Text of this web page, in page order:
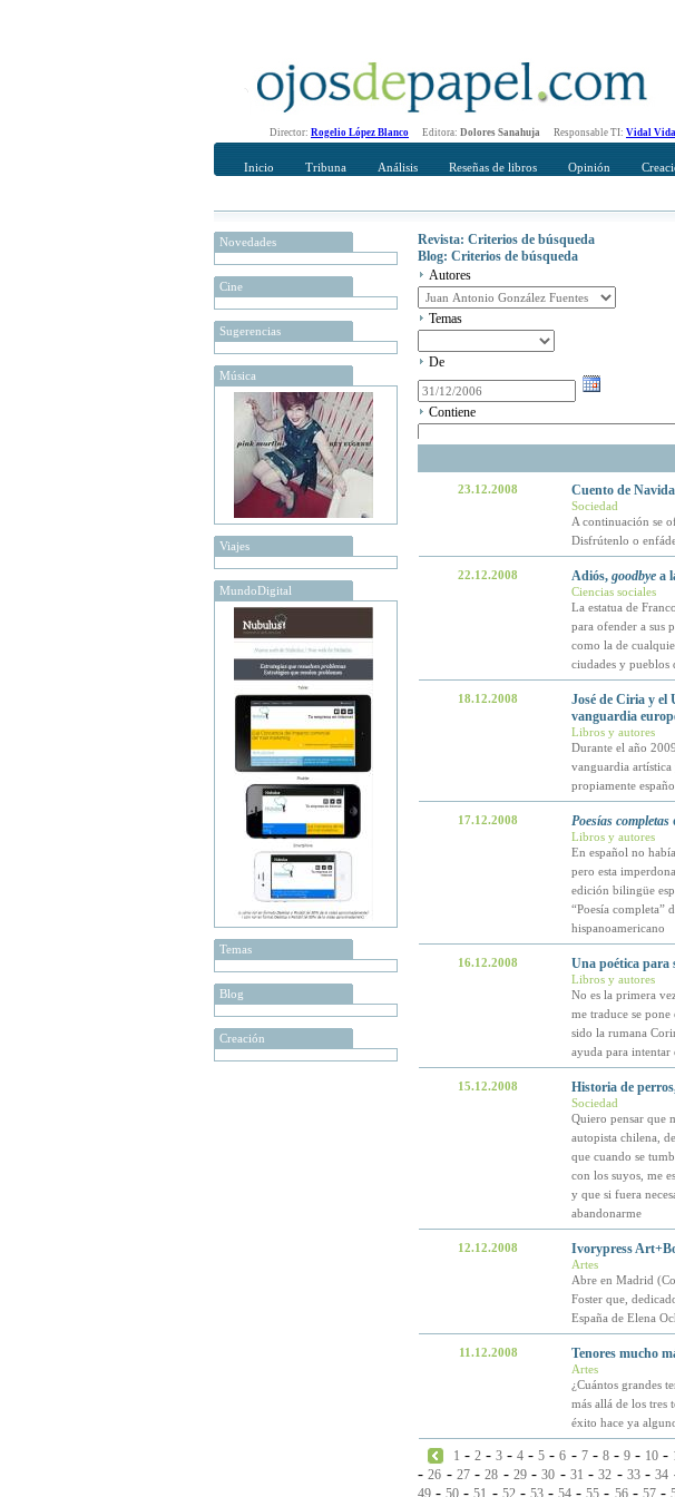
Director: Rogelio López Blanco Editora: Dolores Sanahuja Responsable TI: Vidal
Inicio Tribuna Análisis Reseñas de libros Opinión
Novedades
Cine
Sugerencias
Música
Viajes
MundoDigital
Temas
Blog
Creación
Revista: Criterios de búsqueda
Blog: Criterios de búsqueda
Autores
Temas
De
Contiene
23.12.2008 Cuento de
Sociedad
A continuación se
Disfrútenlo o
22.12.2008 Adiós, goodbyea
Ciencias sociales
La estatua de
para ofender a sus
como la de
ciudades y pueblos
18.12.2008
José de Ciria y el
vanguardia
Libros y autores
Durante el año
vanguardia
propiamente
17.12.2008 Poesías completas
Libros y autores
En español no
pero esta
edición bilingüe
“Poesía completa”
hispanoamericano
16.12.2008 Una poética
Libros y autores
No es la primera
me traduce se
sido la rumana
ayuda para intentar
15.12.2008 Historia de
Sociedad
Quiero pensar que
autopista chilena,
que cuando se
con los suyos, me
y que si fuera
abandonarme
12.12.2008 Ivorypress
Artes
Abre en Madrid
Foster que,
España de Elena
11.12.2008 Tenores mucho
Artes
¿Cuántos grandes
más allá de los tres
éxito hace ya
1 -2 -3 -4 -5 -6 - 7- 8- 9- 10-
-26 - 27-28 - 29-30 - 31 -32 - 33-34
49 -50 -51 - 52- 53-54 -55 - 56- 57-